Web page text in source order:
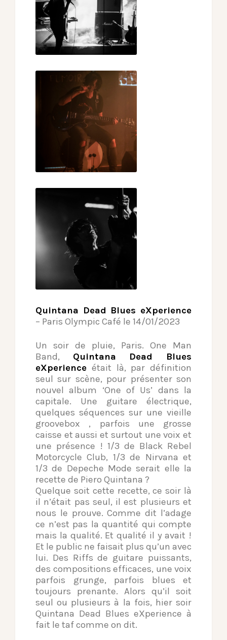
Quintana Dead Blues eXperience
– Paris Olympic Café le 14/01/2023
Un soir de pluie, Paris. One Man
Band, Quintana Dead Blues
eXperience était là, par définition
seul sur scène, pour présenter son
nouvel album ‘One of Us’ dans la
capitale. Une guitare électrique,
quelques séquences sur une vieille
groovebox , parfois une grosse
caisse et aussi et surtout une voix et
une présence ! 1/3 de Black Rebel
Motorcycle Club, 1/3 de Nirvana et
1/3 de Depeche Mode serait elle la
recette de Piero Quintana ?
Quelque soit cette recette, ce soir là
il n’était pas seul, il est plusieurs et
nous le prouve. Comme dit l’adage
ce n’est pas la quantité qui compte
mais la qualité. Et qualité il y avait !
Et le public ne faisait plus qu’un avec
lui. Des Riffs de guitare puissants,
des compositions efficaces, une voix
parfois grunge, parfois blues et
toujours prenante. Alors qu’il soit
seul ou plusieurs à la fois, hier soir
Quintana Dead Blues eXperience à
fait le taf comme on dit.